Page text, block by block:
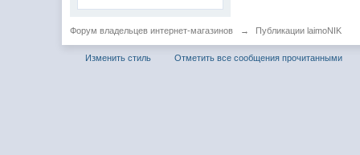
Форум владельцев интернет-магазинов → Публикации laimoNIK
Изменить стиль Отметить все сообщения прочитанными